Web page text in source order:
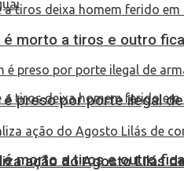
é morto a tiros e outro
é morto a tiros e outro
é preso por porte ilegal
ação do Agosto Lilás